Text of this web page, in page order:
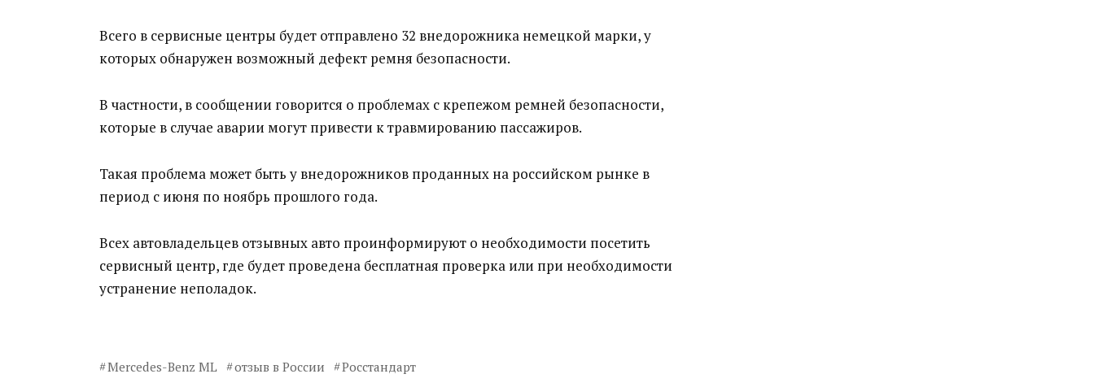
Всего в сервисные центры будет отправлено 32 внедорожника немецкой марки, у
которых обнаружен возможный дефект ремня безопасности.
В частности, в сообщении говорится о проблемах с крепежом ремней безопасности,
которые в случае аварии могут привести к травмированию пассажиров.
Такая проблема может быть у внедорожников проданных на российском рынке в
период с июня по ноябрь прошлого года.
Всех автовладельцев отзывных авто проинформируют о необходимости посетить
сервисный центр, где будет проведена бесплатная проверка или при необходимости
устранение неполадок.
Mercedes-Benz ML отзыв в России Росстандарт